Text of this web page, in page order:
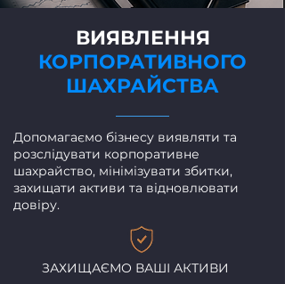
ВИЯВЛЕННЯ
КОРПОРАТИВНОГО
ШАХРАЙСТВА
Допомагаємо бізнесу виявляти та
розслідувати корпоративне
шахрайство, мінімізувати збитки,
захищати активи та відновлювати
довіру.
ЗАХИЩАЄМО ВАШІ АКТИВИ